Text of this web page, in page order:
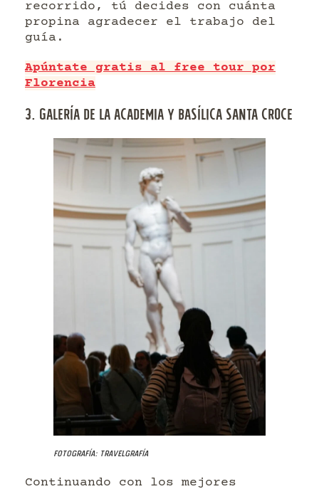
recorrido, tú decides con cuánta
propina agradecer el trabajo del
guía.
Apúntate gratis al free tour por
Florencia
3. GALERÍA DE LA ACADEMIA Y BASÍLICA SANTA CROCE
Fotografía: Travelgrafía
Continuando con los mejores